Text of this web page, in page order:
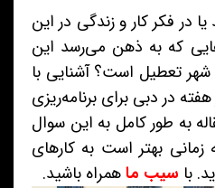
در فکر کار و زندگی در این
که به ذهن می‌رسد این
تعطیل است؟ آشنایی با
در دبی برای برنامه‌ریزی
به طور کامل به این سوال
بهتر است به کارهای
با سیب ماهمراه باشید.